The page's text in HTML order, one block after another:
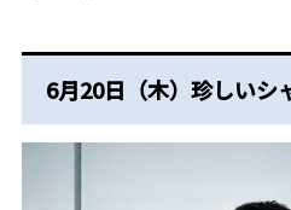
6月20日（木）珍しいシ